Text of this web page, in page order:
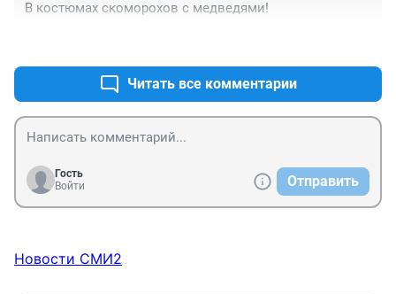
В костюмах скоморохов с медведями!
Читать все комментарии
Гость
Войти
Отправить
Новости СМИ2